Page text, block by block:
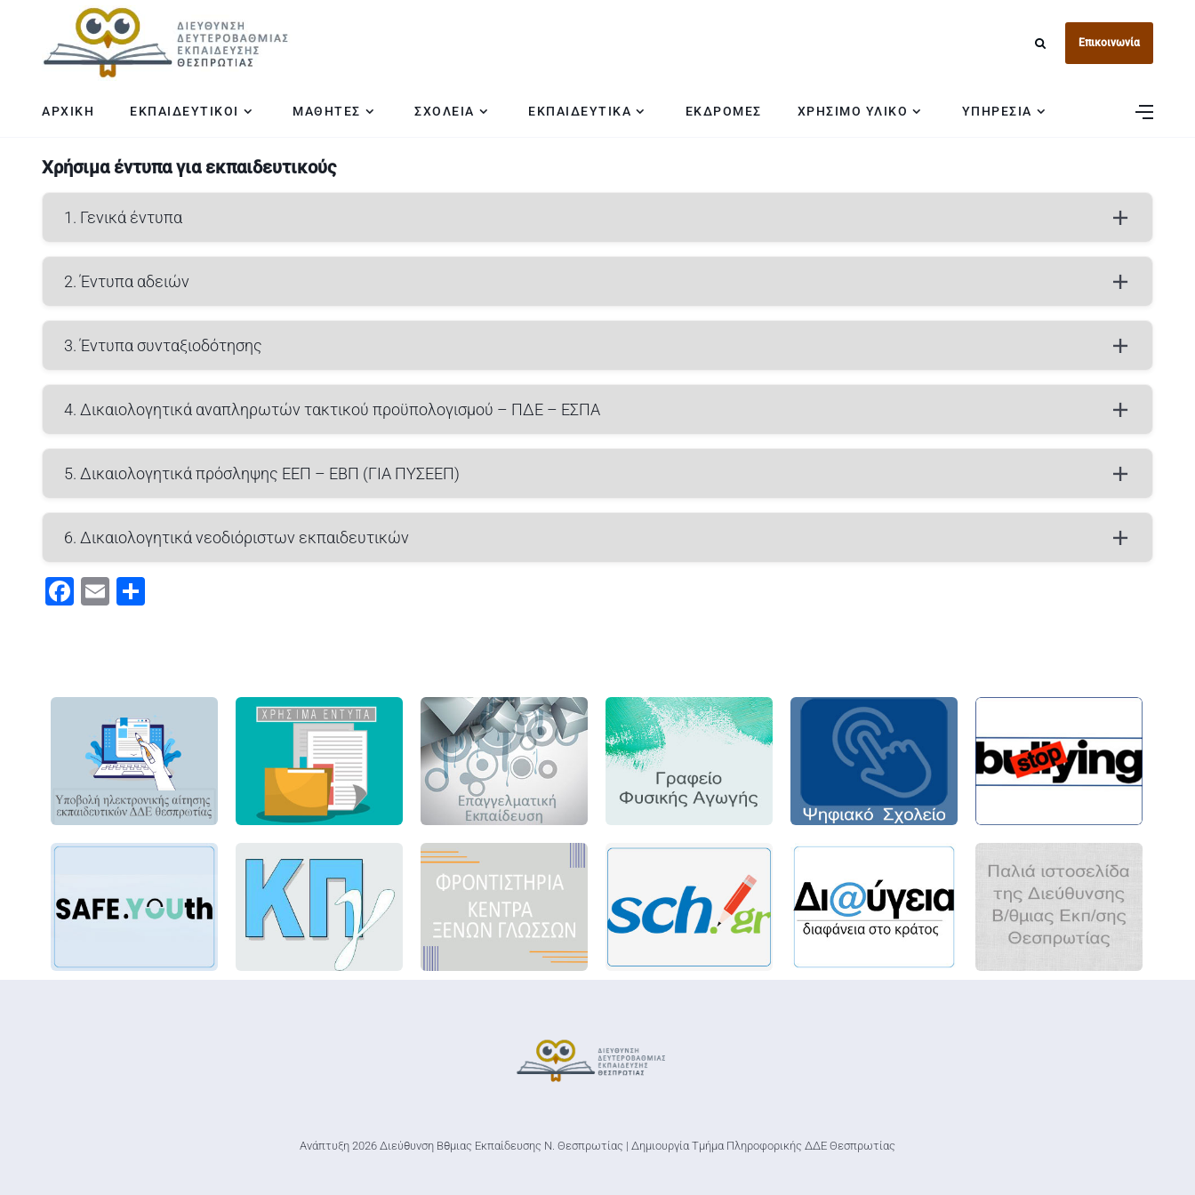
Επικοινωνία
ΑΡΧΙΚΗ ΕΚΠΑΙΔΕΥΤΙΚΟΙ ΜΑΘΗΤΕΣ ΣΧΟΛΕΙΑ ΕΚΠΑΙΔΕΥΤΙΚΑ ΕΚΔΡΟΜΕΣ ΧΡΗΣΙΜΟ ΥΛΙΚΟ ΥΠΗΡΕΣΙΑ
Χρήσιμα έντυπα για εκπαιδευτικούς
1. Γενικά έντυπα
2. Έντυπα αδειών
3. Έντυπα συνταξιοδότησης
4. Δικαιολογητικά αναπληρωτών τακτικού προϋπολογισμού – ΠΔΕ – ΕΣΠΑ
5. Δικαιολογητικά πρόσληψης ΕΕΠ – ΕΒΠ (ΓΙΑ ΠΥΣΕΕΠ)
6. Δικαιολογητικά νεοδιόριστων εκπαιδευτικών
Facebook
Email
Ανάπτυξη 2026 Διεύθυνση Βθμιας Εκπαίδευσης Ν. Θεσπρωτίας | Δημιουργία Τμήμα Πληροφορικής ΔΔΕ Θεσπρωτίας